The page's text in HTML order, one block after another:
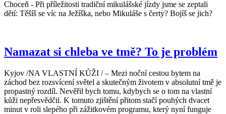
Choceň - Při příležitosti tradiční mikulášské jízdy jsme se zeptali
dětí: Těšíš se víc na Ježíška, nebo Mikuláše s čerty? Bojíš se jich?
Namazat si chleba ve tmě? To je problém
Kyjov /NA VLASTNÍ KŮŽI / – Mezi noční cestou bytem na
záchod bez rozsvícení světel a skutečným životem v absolutní tmě je
propastný rozdíl. Nevěřil bych tomu, kdybych se o tom na vlastní
kůži nepřesvědčil. K tomuto zjištění přitom stačí pouhých dvacet
minut v roli slepého při zážitkovém programu, který nyní funguje